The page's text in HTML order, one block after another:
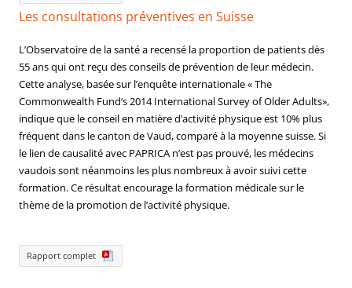
Les consultations préventives en Suisse
L’Observatoire de la santé a recensé la proportion de patients dès
55 ans qui ont reçu des conseils de prévention de leur médecin.
Cette analyse, basée sur l’enquête internationale « The
Commonwealth Fund‘s 2014 International Survey of Older Adults»,
indique que le conseil en matière d’activité physique est 10% plus
fréquent dans le canton de Vaud, comparé à la moyenne suisse. Si
le lien de causalité avec PAPRICA n’est pas prouvé, les médecins
vaudois sont néanmoins les plus nombreux à avoir suivi cette
formation. Ce résultat encourage la formation médicale sur le
thème de la promotion de l’activité physique.
Rapport complet